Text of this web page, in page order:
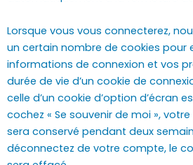
Lorsque vous vous connecterez,
un certain nombre de cookies pour
informations de connexion et vos
durée de vie d’un cookie de
celle d’un cookie d’option d’écran
cochez « Se souvenir de moi »,
sera conservé pendant deux
déconnectez de votre compte, le